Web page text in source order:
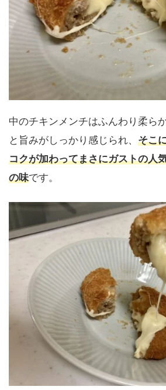
中のチキンメンチはふんわり柔ら
と旨みがしっかり感じられ、 そこ
コクが加わってまさにガストの人
の味です。